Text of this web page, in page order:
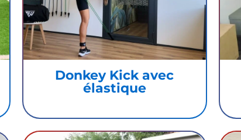
Donkey Kick avec
élastique